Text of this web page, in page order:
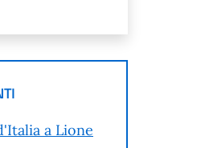
a Lione